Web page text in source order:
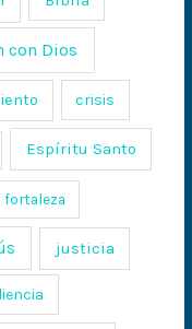
con Dios
crisis
Espíritu Santo
fortaleza
justicia